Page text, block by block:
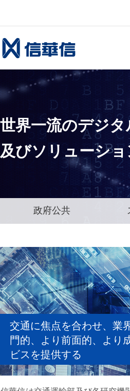
世界一流のデジタ
及びソリューシ
政府公共
交通に焦点を合わせ、業
門的、より前面的、より
ビスを提供する